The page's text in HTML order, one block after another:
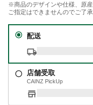
※商品のデザインや仕様、原
ご指定はできませんのでご了承
配送
店舗受取
CAINZ PickUp